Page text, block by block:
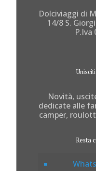
Dolciviaggi di
14/8 S.
P.Iva
Novità,
dedicate alle
camper,
Resta